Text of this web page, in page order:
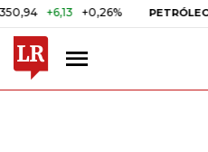
+6,13 +0,26% PETRÓLEO WTI